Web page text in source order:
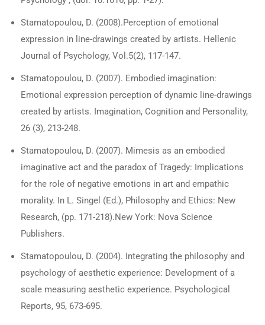
Stamatopoulou, D. (2008).Perception of emotional
expression in line-drawings created by artists. Hellenic
Journal of Psychology, Vol.5(2), 117-147.
Stamatopoulou, D. (2007). Embodied imagination:
Emotional expression perception of dynamic line-drawings
created by artists. Imagination, Cognition and Personality,
26 (3), 213-248.
Stamatopoulou, D. (2007). Mimesis as an embodied
imaginative act and the paradox of Tragedy: Implications
for the role of negative emotions in art and empathic
morality. In L. Singel (Ed.), Philosophy and Ethics: New
Research, (pp. 171-218).New York: Nova Science
Publishers.
Stamatopoulou, D. (2004). Integrating the philosophy and
psychology of aesthetic experience: Development of a
scale measuring aesthetic experience. Psychological
Reports, 95, 673-695.